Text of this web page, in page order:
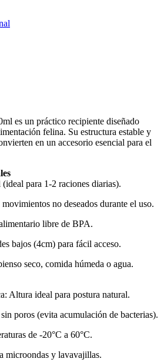
es un práctico recipiente diseñado
felina. Su estructura estable y
en un accesorio esencial para el
para 1-2 raciones diarias).
no deseados durante el uso.
libre de BPA.
bajos (4cm) para fácil acceso.
seco, comida húmeda o agua.
Altura ideal para postura natural.
poros (evita acumulación de bacterias).
de -20°C a 60°C.
microondas y lavavajillas.